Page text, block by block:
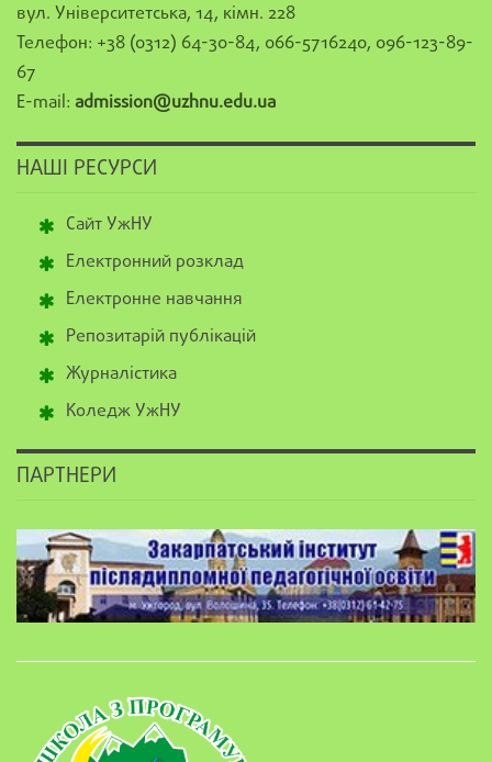
вул. Університетська, 14, кімн. 228
Телефон: +38 (0312) 64-30-84, 066-5716240, 096-123-89-
67
E-mail: admission@uzhnu.edu.ua
НАШІ РЕСУРСИ
Сайт УжНУ
Електронний розклад
Електронне навчання
Репозитарій публікацій
Журналістика
Коледж УжНУ
ПАРТНЕРИ